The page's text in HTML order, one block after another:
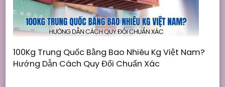
100Kg Trung Quốc Bằng Bao Nhiêu Kg Việt Nam?
Hướng Dẫn Cách Quy Đổi Chuẩn Xác